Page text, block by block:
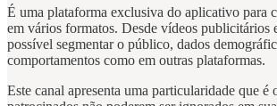
É uma plataforma exclusiva do aplicativo para
em vários formatos. Desde vídeos publicitários
possível segmentar o público, dados
comportamentos como em outras plataformas.
Este canal apresenta uma particularidade que é